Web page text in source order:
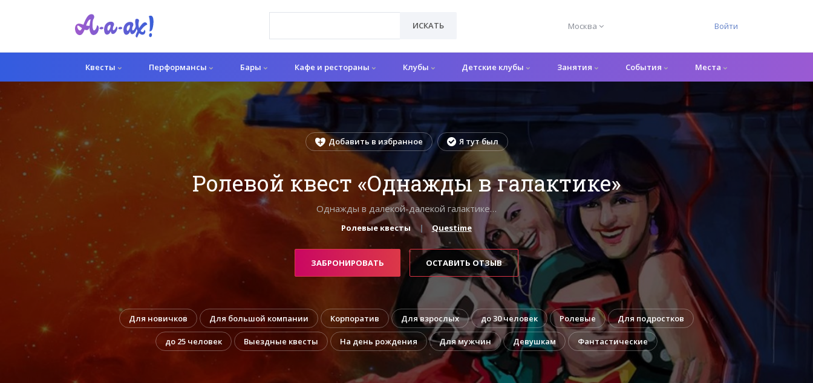
ИСКАТЬ Москва Войти
Квесты Перформансы Бары Кафе и рестораны Клубы Детские клубы Занятия События Места
Добавить в избранное Я тут был
Ролевой квест «Однажды в галактике»
Однажды в далекой-далекой галактике…
Ролевые квесты Questime
ЗАБРОНИРОВАТЬ ОСТАВИТЬ ОТЗЫВ
Для новичков Для большой компании Корпоратив Для взрослых до 30 человек Ролевые Для подростков
до 25 человек Выездные квесты На день рождения Для мужчин Девушкам Фантастические